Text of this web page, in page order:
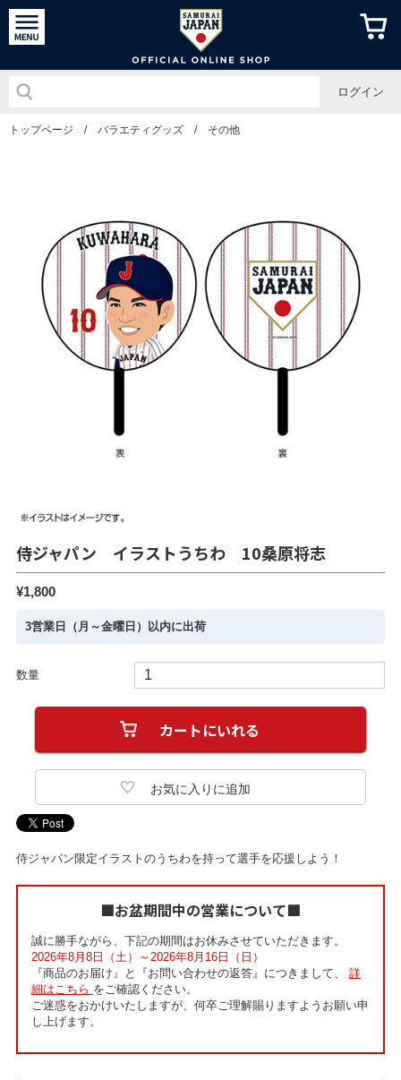
侍ジャパ
ログイン
トップページ / バラエティグッズ / その他
侍ジャパン イラストうちわ 10桑原将志
¥1,800
3営業日（月～金曜日）以内に出荷
数量
侍ジャパン限定イラストのうちわを持って選手を応援しよう！
■お盆期間中の営業について■
誠に勝手ながら、下記の期間はお休みさせていただきます。
2026年8月8日（土）～2026年8月16日（日）
『商品のお届け』と『お問い合わせの返答』につきまして、 詳
細はこちら をご確認ください。
ご迷惑をおかけいたしますが、何卒ご理解賜りますようお願い申
し上げます。